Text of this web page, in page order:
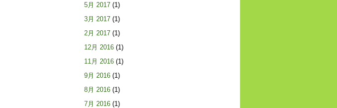
5月 2017 (1)
3月 2017 (1)
2月 2017 (1)
12月 2016 (1)
11月 2016 (1)
9月 2016 (1)
8月 2016 (1)
7月 2016 (1)